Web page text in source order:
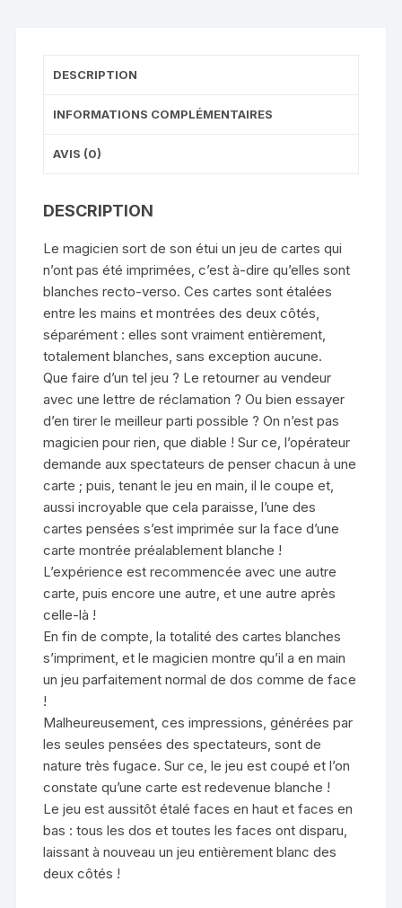
DESCRIPTION
INFORMATIONS COMPLÉMENTAIRES
AVIS (0)
DESCRIPTION
Le magicien sort de son étui un jeu de cartes qui
n’ont pas été imprimées, c’est à-dire qu’elles sont
blanches recto-verso. Ces cartes sont étalées
entre les mains et montrées des deux côtés,
séparément : elles sont vraiment entièrement,
totalement blanches, sans exception aucune.
Que faire d’un tel jeu ? Le retourner au vendeur
avec une lettre de réclamation ? Ou bien essayer
d’en tirer le meilleur parti possible ? On n’est pas
magicien pour rien, que diable ! Sur ce, l’opérateur
demande aux spectateurs de penser chacun à une
carte ; puis, tenant le jeu en main, il le coupe et,
aussi incroyable que cela paraisse, l’une des
cartes pensées s’est imprimée sur la face d’une
carte montrée préalablement blanche !
L’expérience est recommencée avec une autre
carte, puis encore une autre, et une autre après
celle-là !
En fin de compte, la totalité des cartes blanches
s’impriment, et le magicien montre qu’il a en main
un jeu parfaitement normal de dos comme de face
!
Malheureusement, ces impressions, générées par
les seules pensées des spectateurs, sont de
nature très fugace. Sur ce, le jeu est coupé et l’on
constate qu’une carte est redevenue blanche !
Le jeu est aussitôt étalé faces en haut et faces en
bas : tous les dos et toutes les faces ont disparu,
laissant à nouveau un jeu entièrement blanc des
deux côtés !